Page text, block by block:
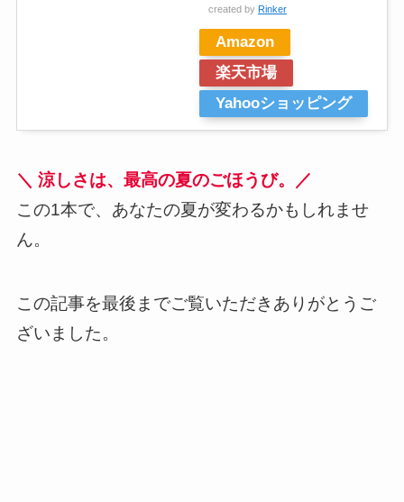
created by Rinker
Amazon
楽天市場
Yahooショッピング
＼ 涼しさは、最高の夏のごほうび。／
この1本で、あなたの夏が変わるかもしれませ
ん。
この記事を最後までご覧いただきありがとうご
ざいました。